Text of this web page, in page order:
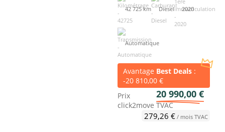
42 725 km Diesel 2020
Automatique
Avantage Best Deals :
-20 810,00 €
Prix
click2move
20 990,00 €
TVAC
279,26 €/ mois TVAC